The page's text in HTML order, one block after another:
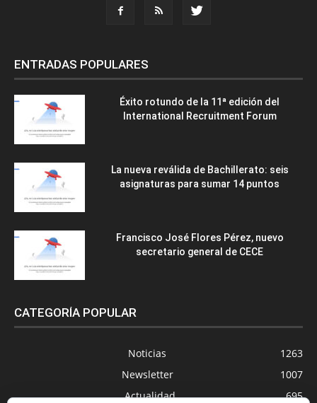
ENTRADAS POPULARES
Éxito rotundo de la 11ª edición del
International Recruitment Forum
La nueva reválida de Bachillerato: seis
asignaturas para sumar 14 puntos
Francisco José Flores Pérez, nuevo
secretario general de CECE
CATEGORÍA POPULAR
Noticias
1263
Newsletter
1007
Actualidad
695